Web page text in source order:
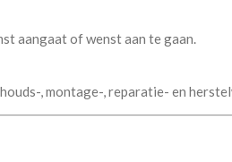
aangaat of wenst aan te gaan.
, montage-, reparatie- en